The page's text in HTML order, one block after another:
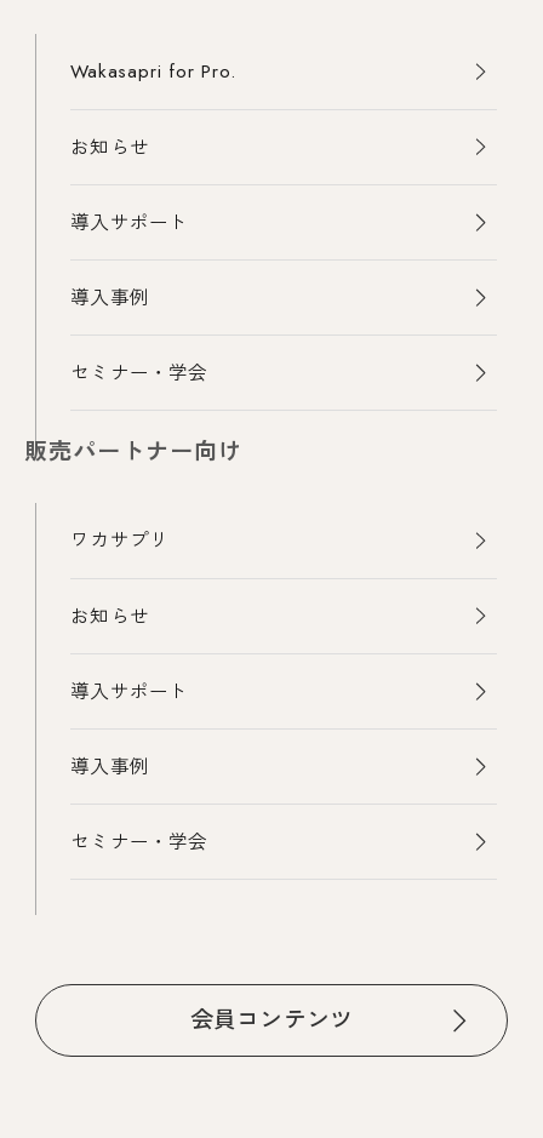
Wakasapri for Pro.
お知らせ
導入サポート
導入事例
セミナー・学会
販売パートナー向け
ワカサプリ
お知らせ
導入サポート
導入事例
セミナー・学会
会員コンテンツ